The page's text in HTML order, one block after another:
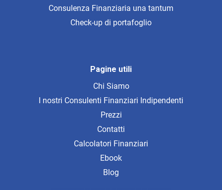
Pagine utili
Chi Siamo
I nostri Consulenti Finanziari Indipendenti
Prezzi
Contatti
Calcolatori Finanziari
Ebook
Blog
Consulenza Finanziaria una tantum
Check-up di portafoglio